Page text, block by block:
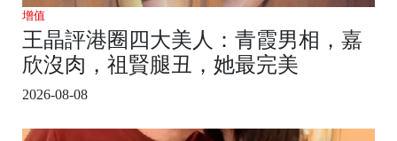
增值
王晶評港圈四大美人：青霞男相，嘉
欣沒肉，祖賢腿丑，她最完美
2026-08-08